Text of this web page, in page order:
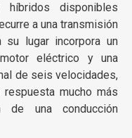
disponibles
a una transmisión
su lugar incorpora un
eléctrico y una
de seis velocidades,
mucho más
de una conducción